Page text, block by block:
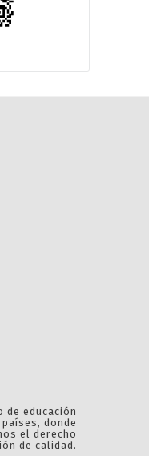
de educación
donde
el derecho
de calidad.